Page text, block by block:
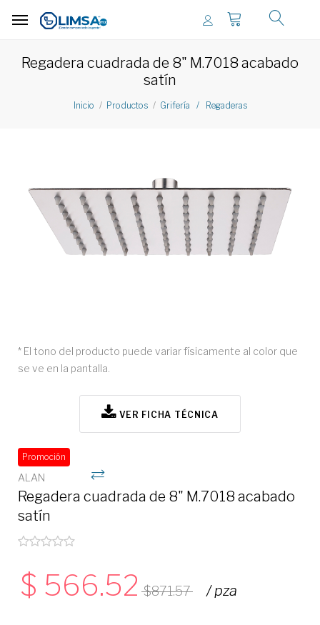
Regadera cuadrada de 8" M.7018 acabado
satín
Inicio Productos Grifería / Regaderas
* El tono del producto puede variar físicamente al color que
se ve en la pantalla.
VER FICHA TÉCNICA
Promoción
ALAN
Regadera cuadrada de 8" M.7018 acabado
satín
566.52 871.57 / pza